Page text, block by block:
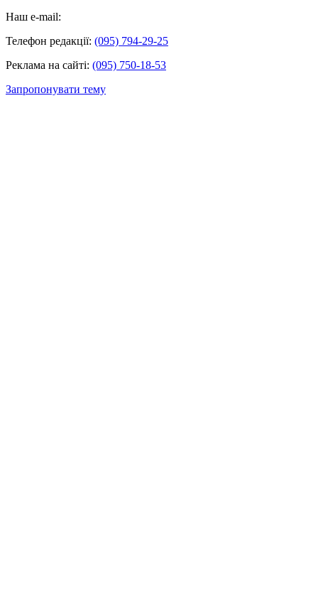
Наш e-mail:
Телефон редакції: (095) 794-29-25
Реклама на сайті: (095) 750-18-53
Запропонувати тему